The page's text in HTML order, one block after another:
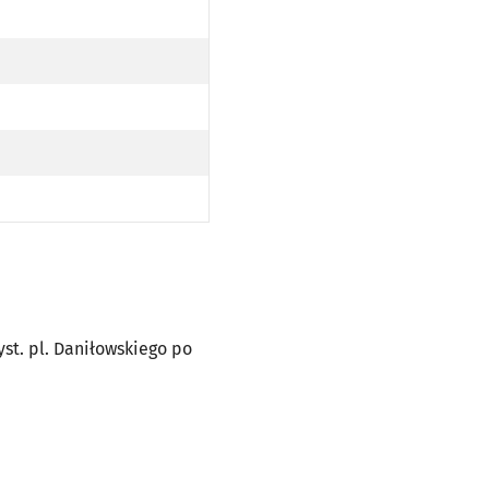
DANIŁOWSKIEGO PO TRASIE)
pl. Daniłowskiego po